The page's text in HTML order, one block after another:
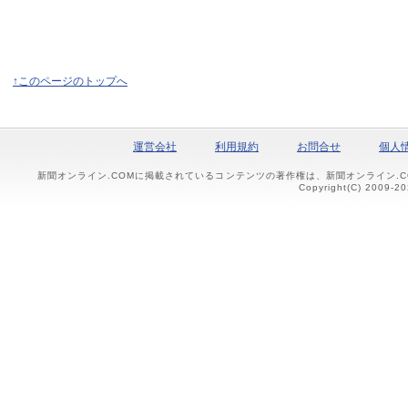
↑このページのトップへ
運営会社 利用規約 お問合せ 個人
新聞オンライン.COMに掲載されているコンテンツの著作権は、新聞オンライン
Copyright(C) 2009-